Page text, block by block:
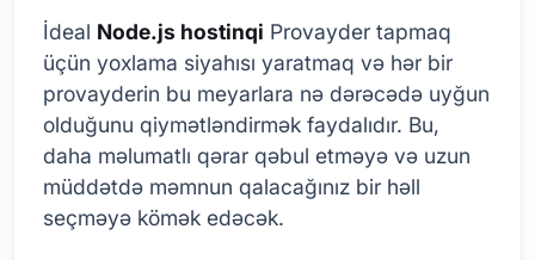
İdeal Node.js hostinqi Provayder tapmaq
üçün yoxlama siyahısı yaratmaq və hər bir
provayderin bu meyarlara nə dərəcədə uyğun
olduğunu qiymətləndirmək faydalıdır. Bu,
daha məlumatlı qərar qəbul etməyə və uzun
müddətdə məmnun qalacağınız bir həll
seçməyə kömək edəcək.